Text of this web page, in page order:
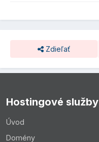
Zdieľať
Hostingové služby
Úvod
Domény